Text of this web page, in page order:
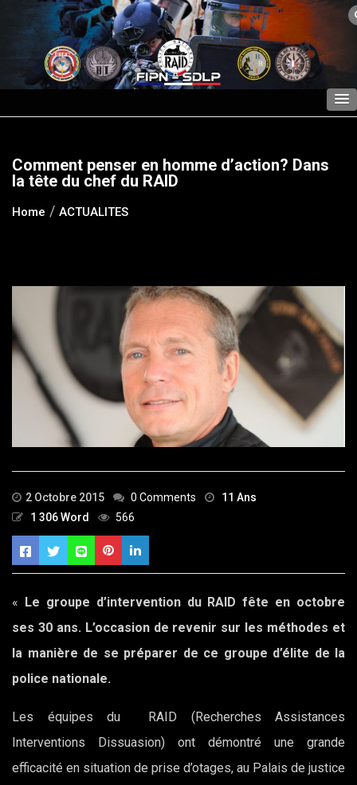
content
Comment penser en homme d’action? Dans
la tête du chef du RAID
Home ACTUALITES
2 Octobre 2015 0 Comments
11 Ans
1 306 Word
566
«
Le groupe d’intervention du RAID fête en octobre
ses 30 ans. L’occasion de revenir sur les méthodes et
la manière de se préparer de ce groupe d’élite de la
police nationale.
Les équipes du RAID (Recherches Assistances
Interventions Dissuasion) ont démontré une grande
efficacité en situation de prise d’otages, au Palais de justice